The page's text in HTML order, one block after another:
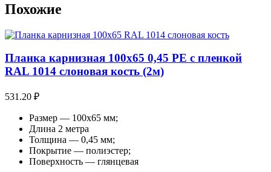
Похожие
Планка карнизная 100х65 0,45 PE с пленкой
RAL 1014 слоновая кость (2м)
531.20 ₽
Размер — 100х65 мм;
Длина 2 метра
Толщина — 0,45 мм;
Покрытие — полиэстер;
Поверхность — глянцевая